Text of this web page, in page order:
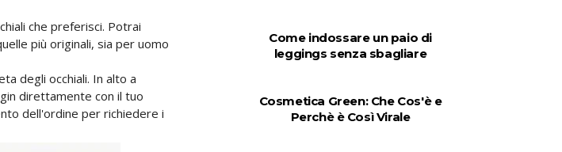
che preferisci. Potrai
più originali, sia per uomo
degli occhiali. In alto a
direttamente con il tuo
dell'ordine per richiedere i
Come indossare un paio di
leggings senza sbagliare
Cosmetica Green: Che Cos'è e
Perchè è Così Virale